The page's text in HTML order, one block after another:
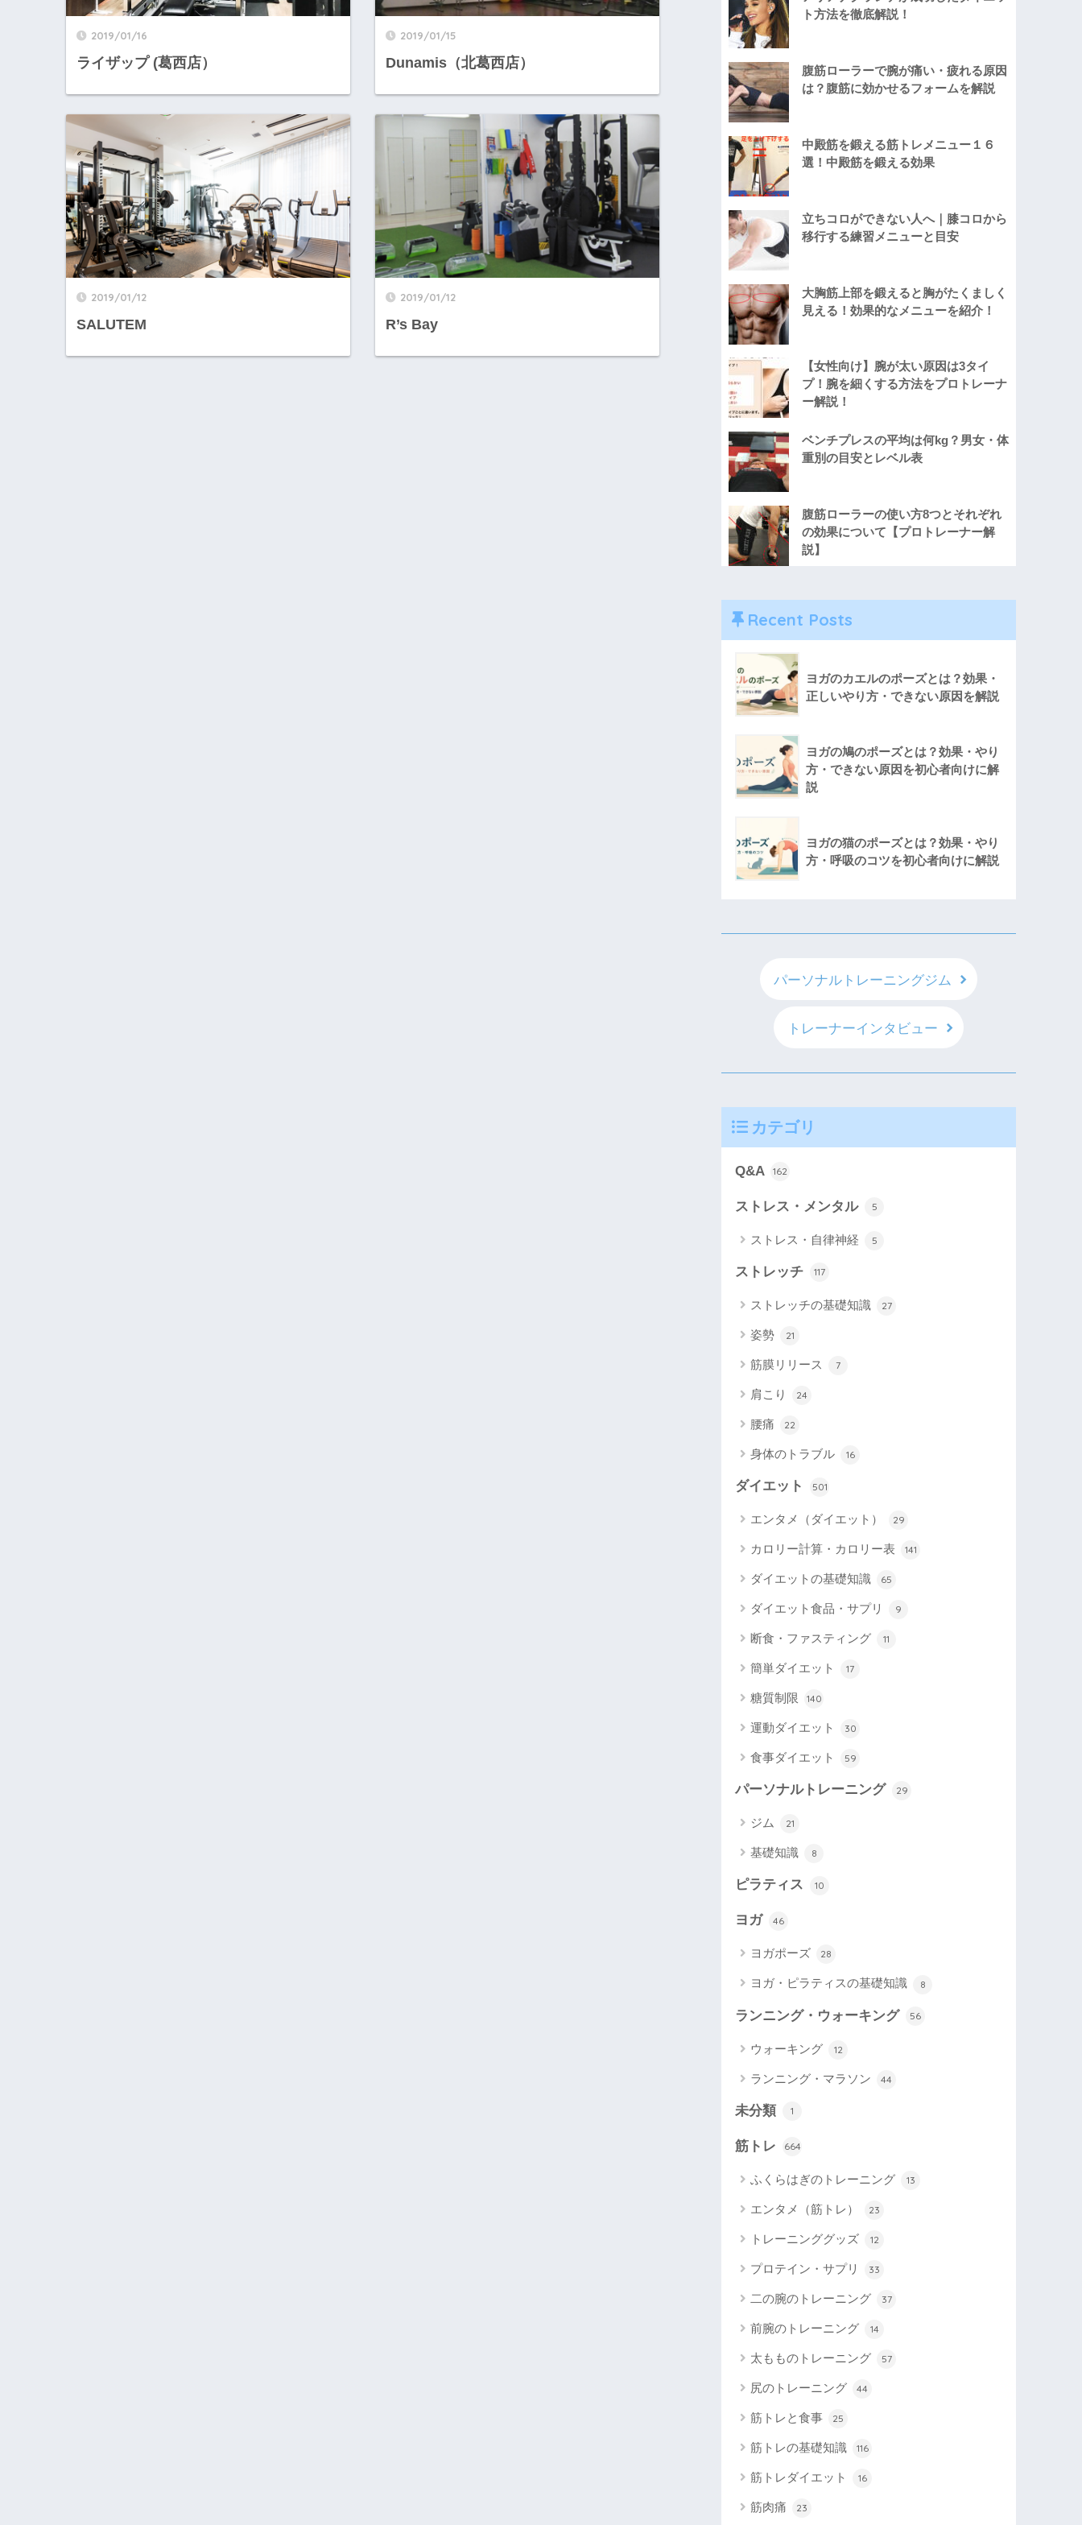
2019/01/16
ライザップ (葛西店）
2019/01/15
Dunamis（北葛西店）
2019/01/12
SALUTEM
2019/01/12
R’s Bay
ト方法を徹底解説！
腹筋ローラーで腕が痛い・疲れる原因
は？腹筋に効かせるフォームを解説
中殿筋を鍛える筋トレメニュー１６
選！中殿筋を鍛える効果
立ちコロができない人へ｜膝コロから
移行する練習メニューと目安
大胸筋上部を鍛えると胸がたくましく
見える！効果的なメニューを紹介！
【女性向け】腕が太い原因は3タイ
プ！腕を細くする方法をプロトレーナ
ー解説！
ベンチプレスの平均は何kg？男女・体
重別の目安とレベル表
腹筋ローラーの使い方8つとそれぞれ
の効果について【プロトレーナー解
説】
Recent Posts
ヨガのカエルのポーズとは？効果・
正しいやり方・できない原因を解説
ヨガの鳩のポーズとは？効果・やり
方・できない原因を初心者向けに解
説
ヨガの猫のポーズとは？効果・やり
方・呼吸のコツを初心者向けに解説
パーソナルトレーニングジム
トレーナーインタビュー
カテゴリ
Q&A 162
ストレス・メンタル 5
ストレス・自律神経 5
ストレッチ 117
ストレッチの基礎知識 27
姿勢 21
筋膜リリース 7
肩こり 24
腰痛 22
身体のトラブル 16
ダイエット 501
エンタメ（ダイエット） 29
カロリー計算・カロリー表 141
ダイエットの基礎知識 65
ダイエット食品・サプリ 9
断食・ファスティング 11
簡単ダイエット 17
糖質制限 140
運動ダイエット 30
食事ダイエット 59
パーソナルトレーニング 29
ジム 21
基礎知識 8
ピラティス 10
ヨガ 46
ヨガポーズ 28
ヨガ・ピラティスの基礎知識 8
ランニング・ウォーキング 56
ウォーキング 12
ランニング・マラソン 44
未分類 1
筋トレ 664
ふくらはぎのトレーニング 13
エンタメ（筋トレ） 23
トレーニンググッズ 12
プロテイン・サプリ 33
二の腕のトレーニング 37
前腕のトレーニング 14
太もものトレーニング 57
尻のトレーニング 44
筋トレと食事 25
筋トレの基礎知識 116
筋トレダイエット 16
筋肉痛 23